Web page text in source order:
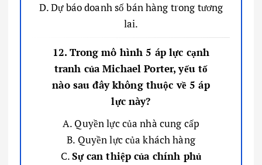
D. Dự báo doanh số bán hàng trong tương
lai.
12. Trong mô hình 5 áp lực cạnh
tranh của Michael Porter, yếu tố
nào sau đây không thuộc về 5 áp
lực này?
A. Quyền lực của nhà cung cấp
B. Quyền lực của khách hàng
C.Sự can thiệp của chính phủ